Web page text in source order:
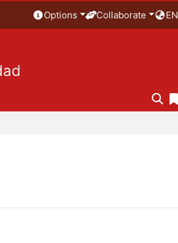
Options Collaborate EN